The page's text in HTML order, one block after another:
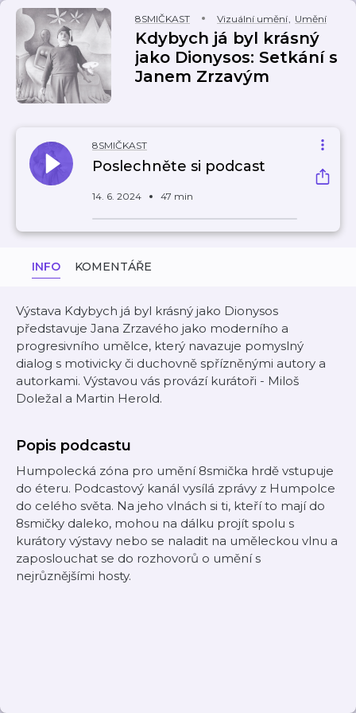
8SMIČKAST Vizuální umění, Umění
Kdybych já byl krásný
jako Dionysos: Setkání s
Janem Zrzavým
8SMIČKAST
Poslechněte si podcast
14. 6. 2024 47 min
INFO KOMENTÁŘE
Výstava Kdybych já byl krásný jako Dionysos
představuje Jana Zrzavého jako moderního a
progresivního umělce, který navazuje pomyslný
dialog s motivicky či duchovně spřízněnými autory a
autorkami. Výstavou vás provází kurátoři - Miloš
Doležal a Martin Herold.
Popis podcastu
Humpolecká zóna pro umění 8smička hrdě vstupuje
do éteru. Podcastový kanál vysílá zprávy z Humpolce
do celého světa. Na jeho vlnách si ti, kteří to mají do
8smičky daleko, mohou na dálku projít spolu s
kurátory výstavy nebo se naladit na uměleckou vlnu a
zaposlouchat se do rozhovorů o umění s
nejrůznějšími hosty.